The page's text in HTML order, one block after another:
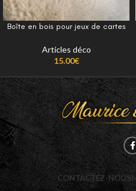
Boîte en bois pour jeux de cartes
Articles déco
15.00€
CONTACTEZ-NOUS